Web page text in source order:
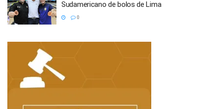
Sudamericano de bolos de Lima
0